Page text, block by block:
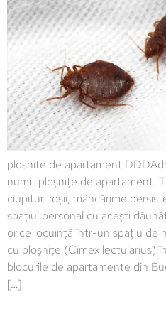
plosnite de apartament
numit ploșnițe de apartament.
ciupituri roșii, mâncărime
spațiul personal cu acești
orice locuință într-un spațiu de
cu ploșnițe (Cimex lectularius)
blocurile de apartamente din
[…]